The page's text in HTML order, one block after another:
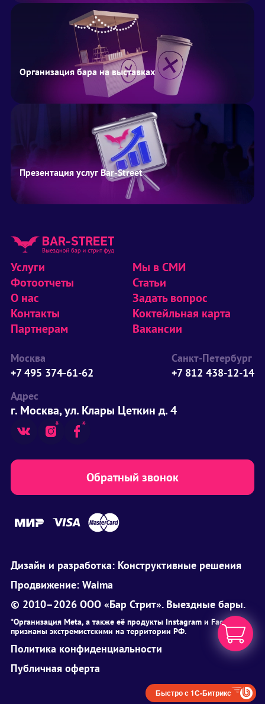
Организация бара на выставках
Презентация услуг Bar-Street
Услуги
Фотоотчеты
О нас
Контакты
Партнерам
Мы в СМИ
Статьи
Задать вопрос
Коктейльная карта
Вакансии
Москва
+7 495 374-61-62
Санкт-Петербург
+7 812 438-12-14
Адрес
г. Москва, ул. Клары Цеткин д. 4
Обратный звонок
Дизайн и разработка: Конструктивные решения
Продвижение: Waima
© 2010–2026 ООО «Бар Стрит». Выездные бары.
*Организация Meta, а также её продукты Instagram и Facebook
признаны экстремистскими на территории РФ.
Политика конфиденциальности
Публичная оферта
Быстро с 1С-Битрикс